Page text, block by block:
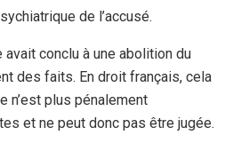
de l’accusé.
conclu à une abolition du
des faits. En droit français, cela
n’est plus pénalement
et ne peut donc pas être jugée.